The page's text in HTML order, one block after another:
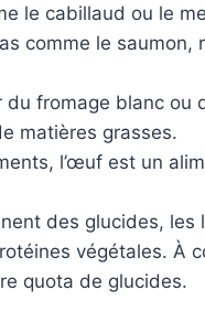
le cabillaud ou le
comme le saumon,
du fromage blanc ou
matières grasses.
l’œuf est un
des glucides,
végétales. À
quota de glucides.